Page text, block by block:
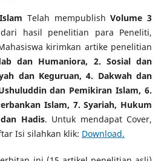
Telah mempublishVolume 3
hasil penelitian para Peneliti,
kirimkan artike penelitian
dan Humaniora, 2. Sosial dan
dan Keguruan, 4. Dakwah dan
dan Pemikiran Islam, 6.
Islam, 7. Syariah, Hukum
Hadis. Untuk mendapat Cover,
Isi silahkan klik: Download.